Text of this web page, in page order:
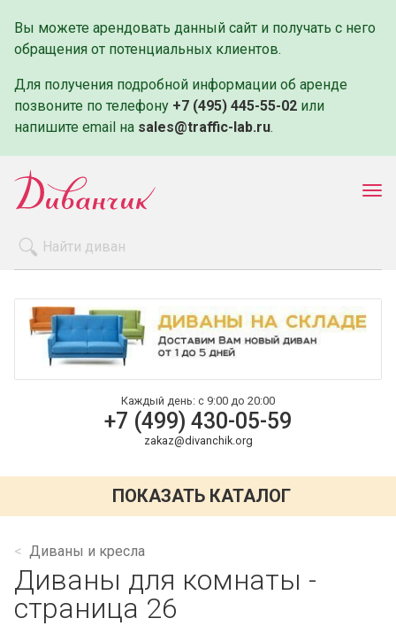
Вы можете арендовать данный сайт и получать с него
обращения от потенциальных клиентов.
Для получения подробной информации об аренде
позвоните по телефону +7 (495) 445-55-02 или
напишите email на sales@traffic-lab.ru.
Оплата и доставка
Контакты
Каждый день: с 9:00 до 20:00
+7 (499) 430-05-59
zakaz@divanchik.org
ПОКАЗАТЬ КАТАЛОГ
Диваны и кресла
Диваны для комнаты -
страница 26